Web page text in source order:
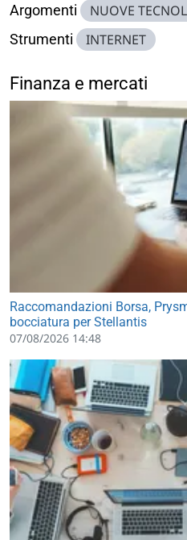
Argomenti NUOVE
Strumenti INTERNET
Finanza e mercati
Raccomandazioni Borsa,
bocciatura per Stellantis
07/08/2026 14:48